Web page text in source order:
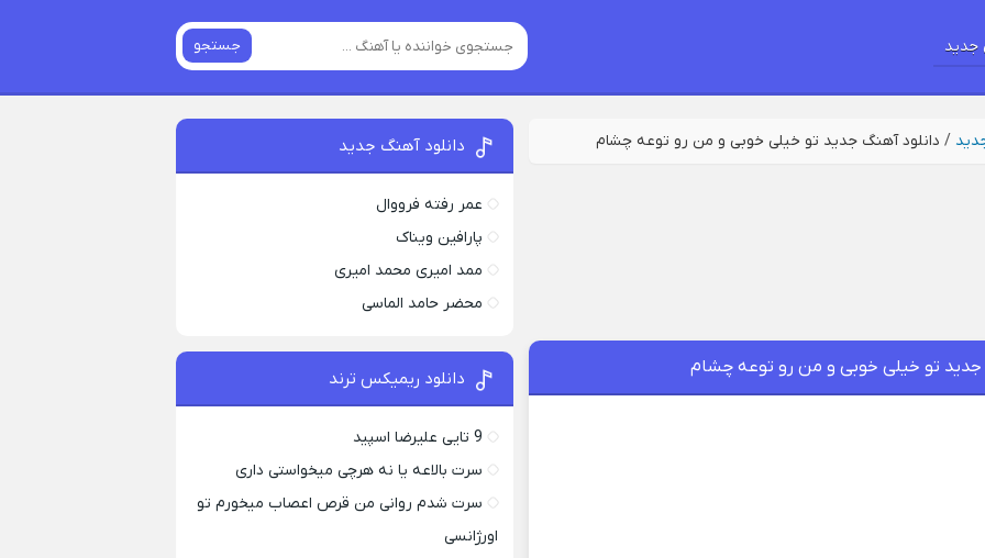
جستجو
/ دانلود آهنگ جدید تو خیلی خوبی و من رو توعه چشام
جدید تو خیلی خوبی و من رو توعه چشام
دانلود آهنگ جدید
عمر رفته فرووال
پارافين ویناک
ممد امیری محمد امیری
محضر حامد الماسی
دانلود ریمیکس ترند
9 تایی علیرضا اسپید
سرت بالاعه یا نه هرچی میخواستی داری
سرت شدم روانی من قرص اعصاب میخورم تو
اورژانسی